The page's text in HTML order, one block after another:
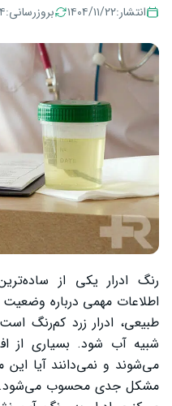
انتشار:۱۴۰۴/۱۱/۲۲ بروزرسانی:
رنگ ادرار یکی از
اطلاعات مهمی درباره
طبیعی، ادرار زرد کم‌رنگ
شبیه آب شود. بسیاری از
می‌شوند و نمی‌دانند آیا
مشکل جدی محسوب می‌شود.